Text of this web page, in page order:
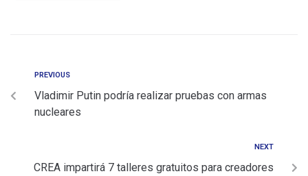
PREVIOUS
Vladimir Putin podría realizar pruebas con armas
nucleares
NEXT
CREA impartirá 7 talleres gratuitos para creadores